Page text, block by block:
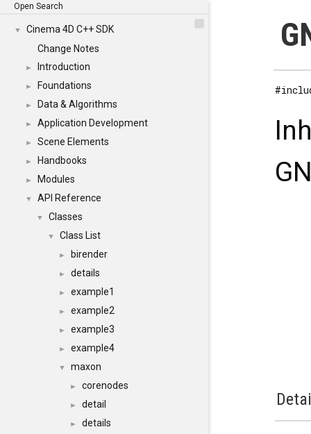
Open Search
▼
Cinema 4D C++ SDK
Change Notes
► Introduction
► Foundations
► Data & Algorithms
► Application Development
► Scene Elements
► Handbooks
► Modules
▼ API Reference
▼ Classes
▼ Class List
► birender
► details
► example1
► example2
► example3
► example4
▼ maxon
► corenodes
► detail
► details